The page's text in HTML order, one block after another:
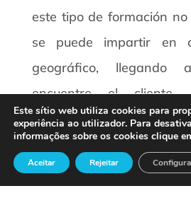
este tipo de formación no
se puede impartir en
geográfico, llegando
encuentre el
Ballestero, directora
DATISA.
13-02-2007
Este sítio web utiliza cookies para
experiência ao utilizador. Para
informações sobre os cookies clique
Aceitar Rejeitar